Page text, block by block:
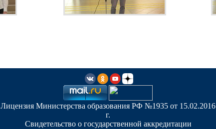
Лицензия Министерства образования РФ №1935 от 15.02.2016
г.
Свидетельство о государственной аккредитации